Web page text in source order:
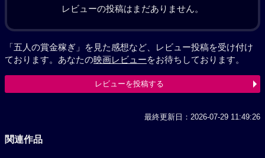
レビューの投稿はまだありません。
「五人の賞金稼ぎ」を見た感想など、レビュー投稿を受け付け
ております。あなたの映画レビューをお待ちしております。
レビューを投稿する
最終更新日：2026-07-29 11:49:26
関連作品